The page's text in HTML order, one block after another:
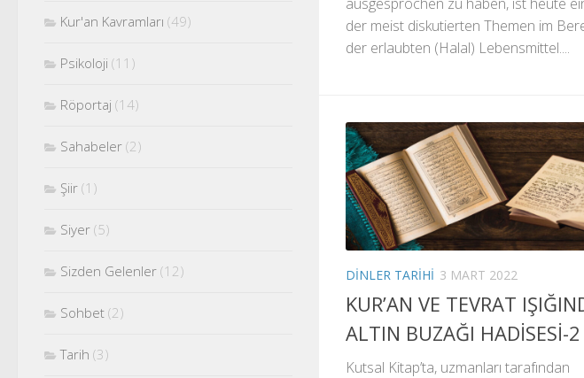
der meist diskutierten Themen im
der erlaubten (Halal) Lebensmittel....
DINLER TARIHI 3 MART 2022
KUR’AN VE TEVRAT
ALTIN BUZAĞI HADİSESİ-2
Kutsal Kitap’ta, uzmanları tarafından
Kur'an Kavramları (49)
Psikoloji (11)
Röportaj (14)
Sahabeler (2)
Şiir (1)
Siyer (5)
Sizden Gelenler (12)
Sohbet (2)
Tarih (3)